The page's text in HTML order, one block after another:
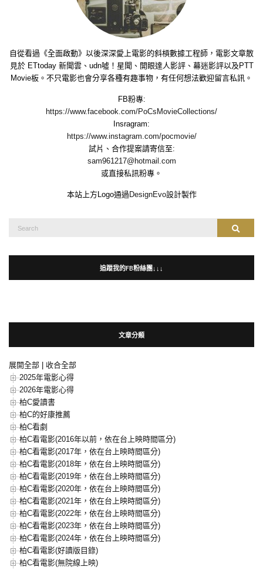
自從看過《全面啟動》以後深深愛上電影的斜槓數據工程師，電影文章散
見於 ETtoday 新聞雲、udn噓！星聞、開眼達人影評、幕迷影評以及PTT
Movie板。不只電影也會分享各種有趣事物，有任何想法歡迎留言私訊。
FB粉專:
https://www.facebook.com/PoCsMovieCollections/
Insragram:
https://www.instagram.com/pocmovie/
試片、合作提案請寄信至:
sam961217@hotmail.com
或直接私訊粉專。
本站上方Logo通過 DesignEvo設計製作
Search
Search
追蹤我的FB粉絲團↓↓↓
文章分類
展開全部
收合全部
2025年電影心得
2026年電影心得
柏C愛讀書
柏C的好康推薦
柏C看劇
柏C看電影(2016年以前，依在台上映時間區分)
柏C看電影(2017年，依在台上映時間區分)
柏C看電影(2018年，依在台上映時間區分)
柏C看電影(2019年，依在台上映時間區分)
柏C看電影(2020年，依在台上映時間區分)
柏C看電影(2021年，依在台上映時間區分)
柏C看電影(2022年，依在台上映時間區分)
柏C看電影(2023年，依在台上映時間區分)
柏C看電影(2024年，依在台上映時間區分)
柏C看電影(好讀版目錄)
柏C看電影(無院線上映)